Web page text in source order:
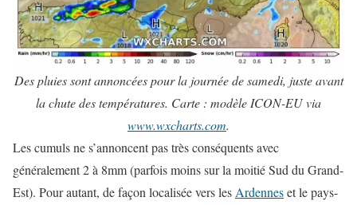
Des pluies sont annoncées pour la journée de samedi, juste avant
la chute des températures. Carte : modèle ICON-EU via
www.wxcharts.com.
Les cumuls ne s’annoncent pas très conséquents avec
généralement 2 à 8mm (parfois moins sur la moitié Sud du Grand-
Est). Pour autant, de façon localisée vers les Ardenneset le pays-